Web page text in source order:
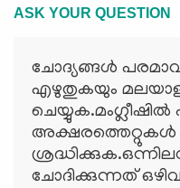
ASK YOUR QUESTION
ചോദ്യങ്ങള്‍
എഴുതുകയും
അക്ഷരത്തെറ്റുകള്‍
ചോദിക്കുന്നത്